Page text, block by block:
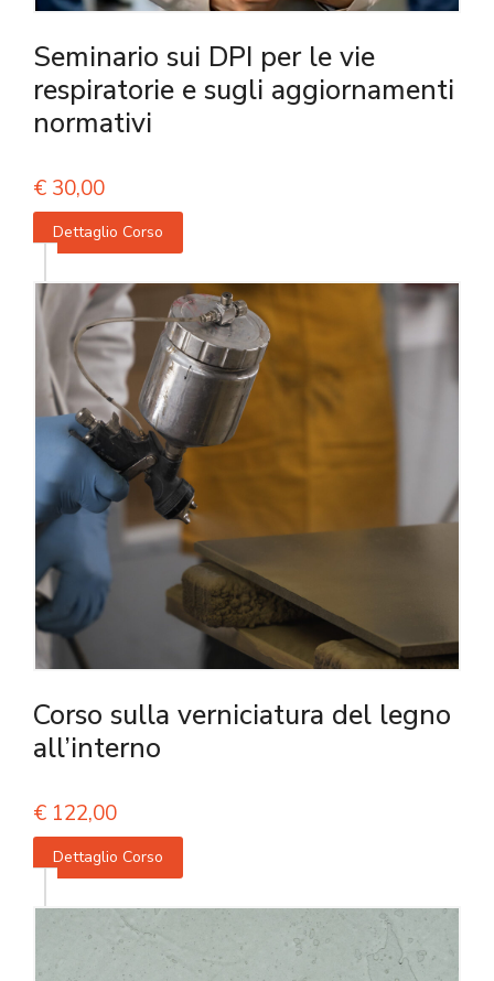
Seminario sui DPI per le vie
respiratorie e sugli aggiornamenti
normativi
€ 30,00
Dettaglio Corso
Corso sulla verniciatura del legno
all’interno
€ 122,00
Dettaglio Corso